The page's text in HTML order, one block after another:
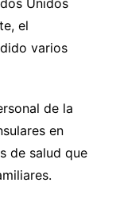
Unidos
el
varios
de la
en
de salud que